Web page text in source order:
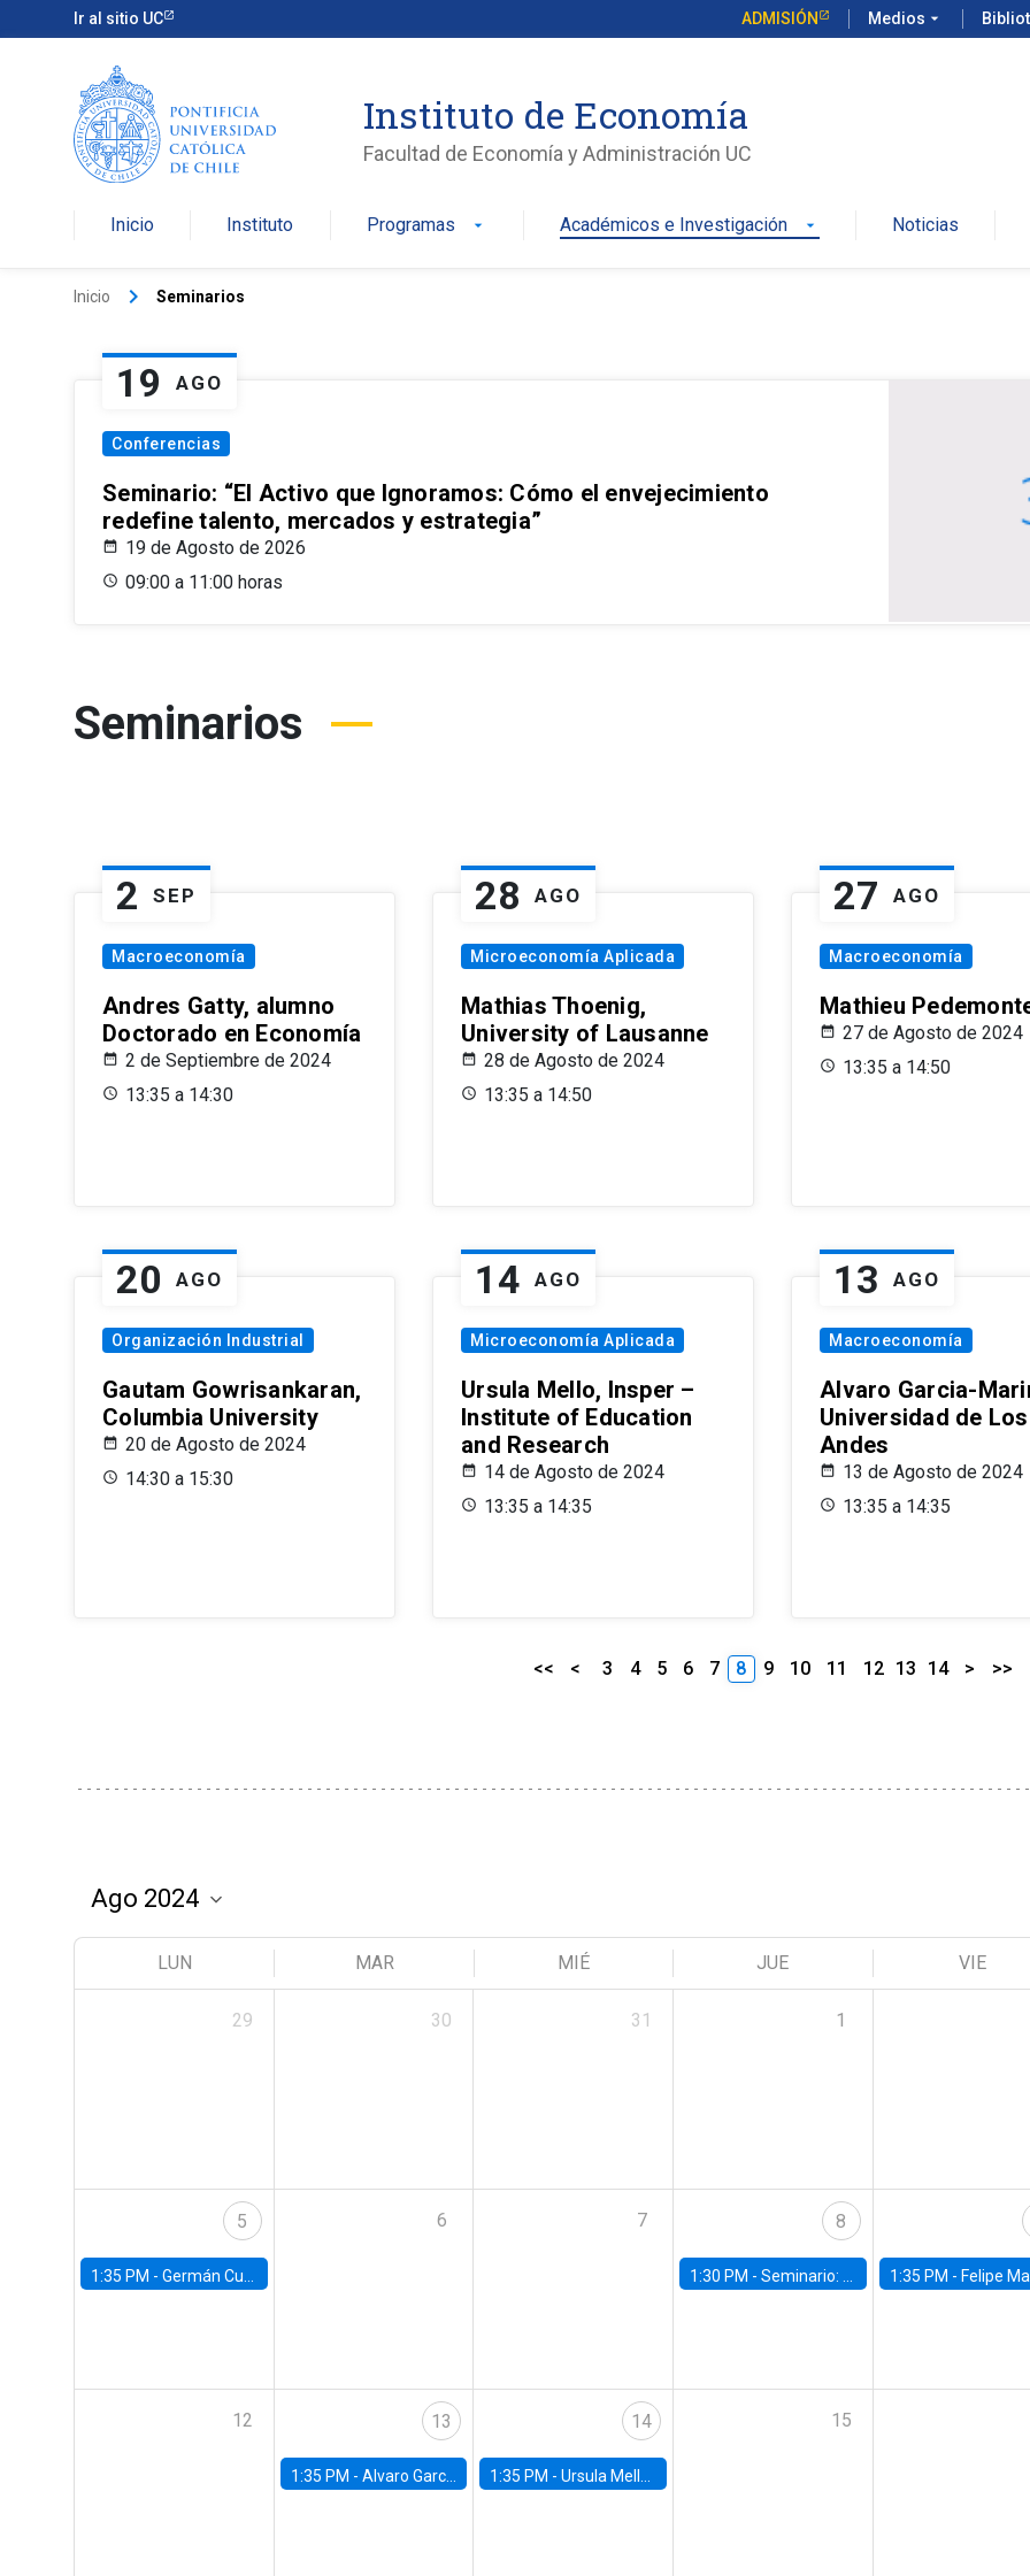
Ir al sitio UC ADMISIÓN Medios arrow_drop_down
Instituto de Economía
Facultad de Economía y Administración UC
Inicio Instituto Programas arrow_drop_down Académicos e Investigación arrow_drop_down Noticias
Inicio keyboard_arrow_right Seminarios
19 AGO
Conferencias
Seminario: “El Activo que Ignoramos: Cómo el envejecimiento
redefine talento, mercados y estrategia”
19 de Agosto de 2026
09:00 a 11:00 horas
Seminarios
2 SEP
Macroeconomía
Andres Gatty, alumno
Doctorado en Economía
2 de Septiembre de 2024
13:35 a 14:30
28 AGO
Microeconomía Aplicada
Mathias Thoenig,
University of Lausanne
28 de Agosto de 2024
13:35 a 14:50
27 AGO
Macroeconomía
Mathieu
27 de Agosto de 2024
13:35 a 14:50
20 AGO
Organización Industrial
Gautam Gowrisankaran,
Columbia University
20 de Agosto de 2024
14:30 a 15:30
14 AGO
Microeconomía Aplicada
Ursula Mello, Insper –
Institute of Education
and Research
14 de Agosto de 2024
13:35 a 14:35
13 AGO
Macroeconomía
Alvaro Garcia-
Universidad de Los
Andes
13 de Agosto de 2024
13:35 a 14:35
<< < 3 4 5 6 7 8 9 10 11 12 13 14 > >>
LUN MAR MIÉ JUE VIE
29 30 31 1
5
1:35 PM - Germán Cubas, University of Houston
6 7 8
1:30 PM -Seminario: “Recuperando la humanidad para progresar en la era de la IA» 1:35 PM - Felipe Martínez, alumno Doctorado en
12 13
1:35 PM - Alvaro Garcia-Marin, Universidad de Los Andes
14
1:35 PM -Ursula Mello, Insper - Institute of Education and Research
15